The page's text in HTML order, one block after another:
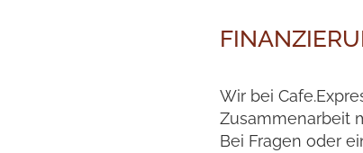
Wir bei
Zusammenarbeit
Bei Fragen oder